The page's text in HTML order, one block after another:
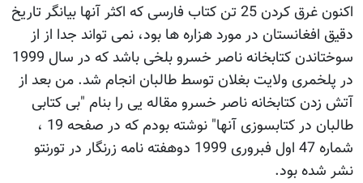
اکنون غرق کردن 25 تن کتاب فارسی که اکثر آنها بیانگر تاریخ
دقیق افغانستان در مورد هزاره ها بود، نمی تواند جدا از از
سوختاندن کتابخانه ناصر خسرو بلخی باشد که در سال 1999
در پلخمری ولایت بغلان توسط طالبان انجام شد. من بعد از
آتش زدن کتابخانه ناصر خسرو مقاله یی را بنام "بی کتابی
طالبان در کتابسوزی آنها" نوشته بودم که در صفحه 19 ،
شماره 47 اول فبروری 1999 دوهفته نامه زرنگار در تورنتو
نشر شده بود.